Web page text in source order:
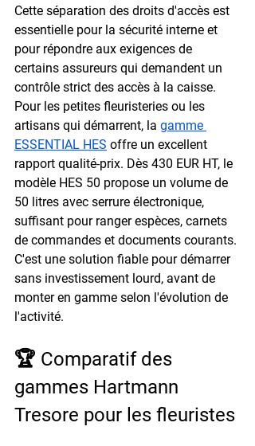
Cette séparation des droits d'accès est
essentielle pour la sécurité interne et
pour répondre aux exigences de
certains assureurs qui demandent un
contrôle strict des accès à la caisse.
Pour les petites fleuristeries ou les
artisans qui démarrent, la gamme
ESSENTIAL HES offre un excellent
rapport qualité-prix. Dès 430 EUR HT, le
modèle HES 50 propose un volume de
50 litres avec serrure électronique,
suffisant pour ranger espèces, carnets
de commandes et documents courants.
C'est une solution fiable pour démarrer
sans investissement lourd, avant de
monter en gamme selon l'évolution de
l'activité.
🏆 Comparatif des
gammes Hartmann
Tresore pour les fleuristes